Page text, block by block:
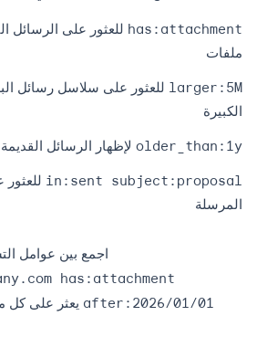
has:attachment للعثور على الرسائل
ملفات
larger:5M للعثور على سلاسل رسائل
الكبيرة
older_than:1y لإظهار الرسائل
in:sent subject:proposal
المرسلة
اجمع بين عوامل
has:attachment
after:2026/01/01 يعثر على كل